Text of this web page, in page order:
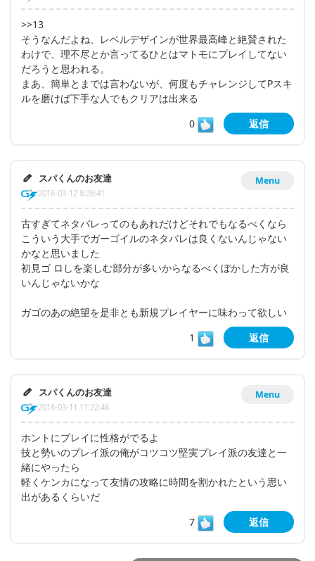
>>13
そうなんだよね、レベルデザインが世界最高峰と絶賛された
わけで、理不尽とか言ってるひとはマトモにプレイしてない
だろうと思われる。
まあ、簡単とまでは言わないが、何度もチャレンジしてPスキ
ルを磨けば下手な人でもクリアは出来る
0
返信
Menu
スパくんのお友達
2016-03-12 8:26:41
古すぎてネタバレってのもあれだけどそれでもなるべくなら
こういう大手でガーゴイルのネタバレは良くないんじゃない
かなと思いました
初見ゴ ロしを楽しむ部分が多いからなるべくぼかした方が良
いんじゃないかな
ガゴのあの絶望を是非とも新規プレイヤーに味わって欲しい
1
返信
Menu
スパくんのお友達
2016-03-11 11:22:46
ホントにプレイに性格がでるよ
技と勢いのプレイ派の俺がコツコツ堅実プレイ派の友達と一
緒にやったら
軽くケンカになって友情の攻略に時間を割かれたという思い
出があるくらいだ
7
返信